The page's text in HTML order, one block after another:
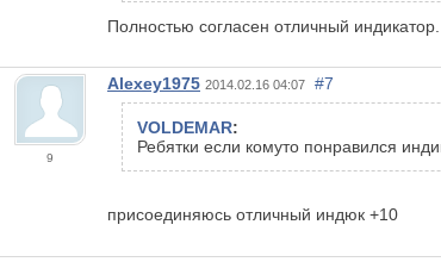
Полностью согласен отличный
9
Alexey1975 2014.02.16 04:07 #7
VOLDEMAR:
Ребятки если комуто понравился
присоединяюсь отличный индюк +10